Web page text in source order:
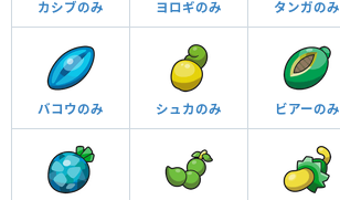
カシブのみ ヨロギのみ タンガのみ
バコウのみ シュカのみ ビアーのみ